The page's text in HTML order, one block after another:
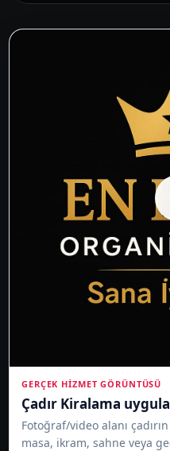
GERÇEK HIZMET GÖRÜNTÜSÜ
Çadır Kiralama
Fotoğraf/video alanı
masa, ikram, sahne veya